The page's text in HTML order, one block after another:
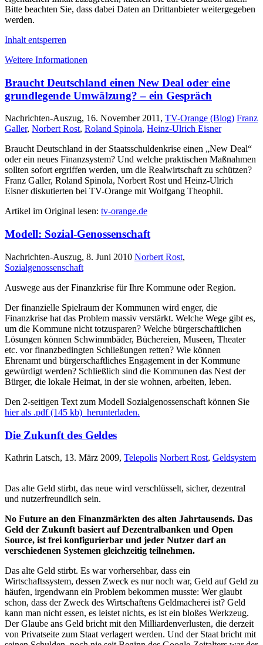
Bitte beachten Sie, dass dabei Daten an Drittanbieter weitergegeben
werden.
Inhalt entsperren
Weitere Informationen
Braucht Deutschland einen New Deal oder eine
grundlegende Umwälzung? – ein Gespräch
Nachrichten-Auszug, 16. November 2011, TV-Orange (Blog) Franz
Galler, Norbert Rost, Roland Spinola, Heinz-Ulrich Eisner
Braucht Deutschland in der Staatsschuldenkrise einen „New Deal“
oder ein neues Finanzsystem? Und welche praktischen Maßnahmen
sollten sofort ergriffen werden, um die Realwirtschaft zu schützen?
Franz Galler, Roland Spinola, Norbert Rost und Heinz-Ulrich
Eisner diskutierten bei TV-Orange mit Wolfgang Theophil.
Artikel im Original lesen: tv-orange.de
Modell: Sozial-Genossenschaft
Nachrichten-Auszug, 8. Juni 2010 Norbert Rost,
Sozialgenossenschaft
Auswege aus der Finanzkrise für Ihre Kommune oder Region.
Der finanzielle Spielraum der Kommunen wird enger, die
Finanzkrise hat das Problem massiv verstärkt. Welche Wege gibt es,
um die Kommune nicht totzusparen? Welche bürgerschaftlichen
Lösungen können Schwimmbäder, Büchereien, Museen, Theater
etc. vor finanzbedingten Schließungen retten? Wie können
Ehrenamt und bürgerschaftliches Engagement in der Kommune
gewürdigt werden? Schließlich sind die Kommunen das Nest der
Bürger, die lokale Heimat, in der sie wohnen, arbeiten, leben.
Den 2-seitigen Text zum Modell Sozialgenossenschaft können Sie
hier als .pdf (145 kb) herunterladen.
Die Zukunft des Geldes
Kathrin Latsch, 13. März 2009, Telepolis Norbert Rost, Geldsystem
Das alte Geld stirbt, das neue wird verschlüsselt, sicher, dezentral
und nutzerfreundlich sein.
No Future an den Finanzmärkten des alten Jahrtausends. Das
Geld der Zukunft basiert auf Dezentralbanken und Open
Source, ist frei konfigurierbar und jeder Nutzer darf an
verschiedenen Systemen gleichzeitig teilnehmen.
Das alte Geld stirbt. Es war vorhersehbar, dass ein
Wirtschaftssystem, dessen Zweck es nur noch war, Geld auf Geld zu
häufen, irgendwann ein Problem bekommen musste: Wer glaubt
schon, dass der Zweck des Wirtschaftens Geldmacherei ist? Geld
kann man nicht essen, es leistet nichts, es ist ein bloßes Werkzeug.
Der Glaube ans Geld bricht mit den Milliardenverlusten, die derzeit
von Privatseite zum Staat verlagert werden. Und der Staat bricht mit